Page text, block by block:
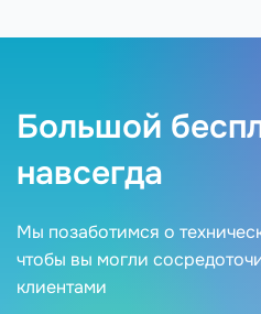
Большой
навсегда
Мы позаботимся о
чтобы вы могли
клиентами